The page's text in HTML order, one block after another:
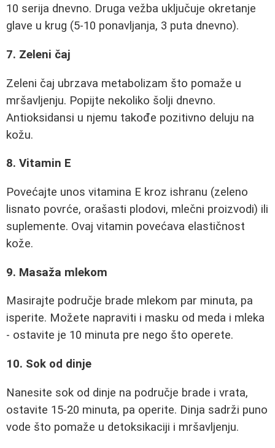
10 serija dnevno. Druga vežba uključuje okretanje
glave u krug (5-10 ponavljanja, 3 puta dnevno).
7. Zeleni čaj
Zeleni čaj ubrzava metabolizam što pomaže u
mršavljenju. Popijte nekoliko šolji dnevno.
Antioksidansi u njemu takođe pozitivno deluju na
kožu.
8. Vitamin E
Povećajte unos vitamina E kroz ishranu (zeleno
lisnato povrće, orašasti plodovi, mlečni proizvodi) ili
suplemente. Ovaj vitamin povećava elastičnost
kože.
9. Masaža mlekom
Masirajte područje brade mlekom par minuta, pa
isperite. Možete napraviti i masku od meda i mleka
- ostavite je 10 minuta pre nego što operete.
10. Sok od dinje
Nanesite sok od dinje na područje brade i vrata,
ostavite 15-20 minuta, pa operite. Dinja sadrži puno
vode što pomaže u detoksikaciji i mršavljenju.